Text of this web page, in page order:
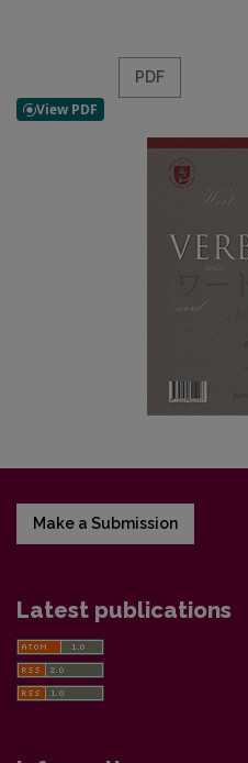
PDF
Make a Submission
Latest publications